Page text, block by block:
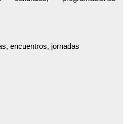
encuentros, jornadas